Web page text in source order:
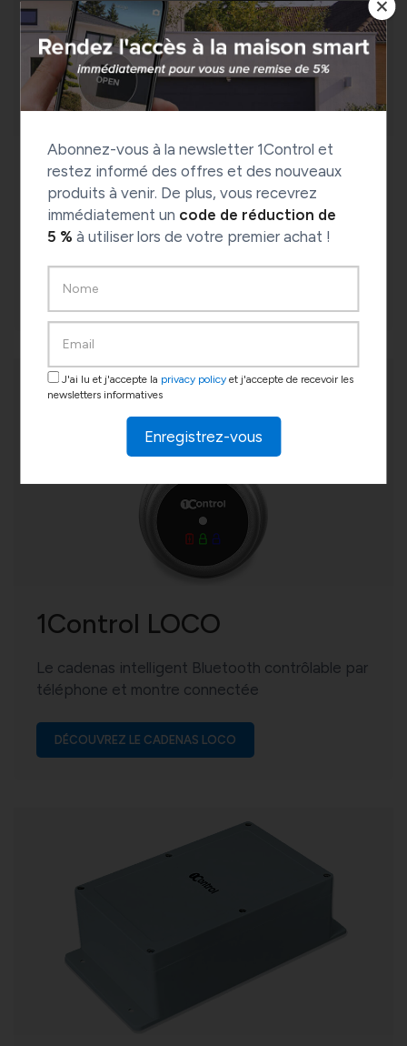
1Control Capteurs
Vérifiez l'état ouvert/fermé de votre portail,
garage ou porte avec les capteurs 1Control.
VOIR PLUS DE DÉTAILS
1Control LOCO
Le cadenas intelligent Bluetooth contrôlable par
téléphone et montre connectée
DÉCOUVREZ LE CADENAS LOCO
Abonnez-vous à la newsletter 1Control et
restez informé des offres et des nouveaux
produits à venir. De plus, vous recevrez
immédiatement un code de réduction de
5 %à utiliser lors de votre premier achat !
J'ai lu et j'accepte la privacy policy et j'accepte de recevoir les
newsletters informatives
Enregistrez-vous